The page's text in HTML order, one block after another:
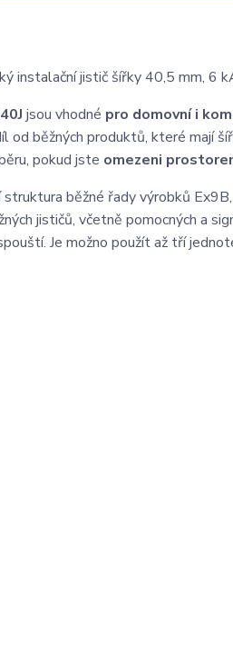
instalační jistič šířky 40,5 mm, 6
jsou vhodné pro domovní i
od běžných produktů, které mají
pokud jste omezeni
běžné řady výrobků
jističů, včetně pomocných a
Je možno použít až tří